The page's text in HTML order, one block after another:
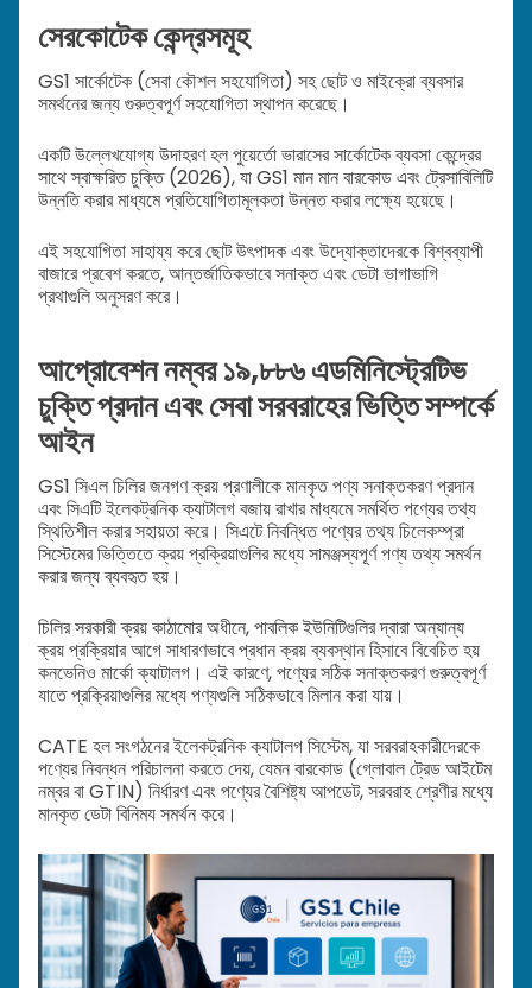
সেরকোটেক কেন্দ্রসমূহ
GS1 সার্কোটেক (সেবা কৌশল সহযোগিতা) সহ ছোট ও মাইক্রো ব্যবসার
সমর্থনের জন্য গুরুত্বপূর্ণ সহযোগিতা স্থাপন করেছে।
একটি উল্লেখযোগ্য উদাহরণ হল পুয়ের্তো ভারাসের সার্কোটেক ব্যবসা কেন্দ্রের
সাথে স্বাক্ষরিত চুক্তি (2026), যা GS1 মান মান বারকোড এবং ট্রেসাবিলিটি
উন্নতি করার মাধ্যমে প্রতিযোগিতামূলকতা উন্নত করার লক্ষ্যে হয়েছে।
এই সহযোগিতা সাহায্য করে ছোট উৎপাদক এবং উদ্যোক্তাদেরকে বিশ্বব্যাপী
বাজারে প্রবেশ করতে, আন্তর্জাতিকভাবে সনাক্ত এবং ডেটা ভাগাভাগি
প্রথাগুলি অনুসরণ করে।
আপ্রোবেশন নম্বর ১৯,৮৮৬ এডমিনিস্ট্রেটিভ
চুক্তি প্রদান এবং সেবা সরবরাহের ভিত্তি সম্পর্কে
আইন
GS1 সিএল চিলির জনগণ ক্রয় প্রণালীকে মানকৃত পণ্য সনাক্তকরণ প্রদান
এবং সিএটি ইলেকট্রনিক ক্যাটালগ বজায় রাখার মাধ্যমে সমর্থিত পণ্যের তথ্য
স্থিতিশীল করার সহায়তা করে। সিএটে নিবন্ধিত পণ্যের তথ্য চিলেকম্প্রা
সিস্টেমের ভিত্তিতে ক্রয় প্রক্রিয়াগুলির মধ্যে সামঞ্জস্যপূর্ণ পণ্য তথ্য সমর্থন
করার জন্য ব্যবহৃত হয়।
চিলির সরকারী ক্রয় কাঠামোর অধীনে, পাবলিক ইউনিটিগুলির দ্বারা অন্যান্য
ক্রয় প্রক্রিয়ার আগে সাধারণভাবে প্রধান ক্রয় ব্যবস্থান হিসাবে বিবেচিত হয়
কনভেনিও মার্কো ক্যাটালগ। এই কারণে, পণ্যের সঠিক সনাক্তকরণ গুরুত্বপূর্ণ
যাতে প্রক্রিয়াগুলির মধ্যে পণ্যগুলি সঠিকভাবে মিলান করা যায়।
CATE হল সংগঠনের ইলেকট্রনিক ক্যাটালগ সিস্টেম, যা সরবরাহকারীদেরকে
পণ্যের নিবন্ধন পরিচালনা করতে দেয়, যেমন বারকোড (গ্লোবাল ট্রেড আইটেম
নম্বর বা GTIN) নির্ধারণ এবং পণ্যের বৈশিষ্ট্য আপডেট, সরবরাহ শ্রেণীর মধ্যে
মানকৃত ডেটা বিনিময সমর্থন করে।